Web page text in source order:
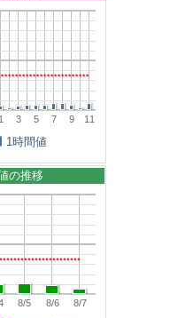
1 3 5 7 9 11
1時間値
8/5 8/6 8/7
の推移